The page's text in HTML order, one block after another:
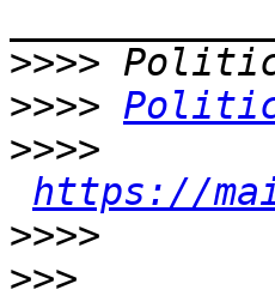
>>>>
>>>>
>>>>
https://
>>>>
>>>